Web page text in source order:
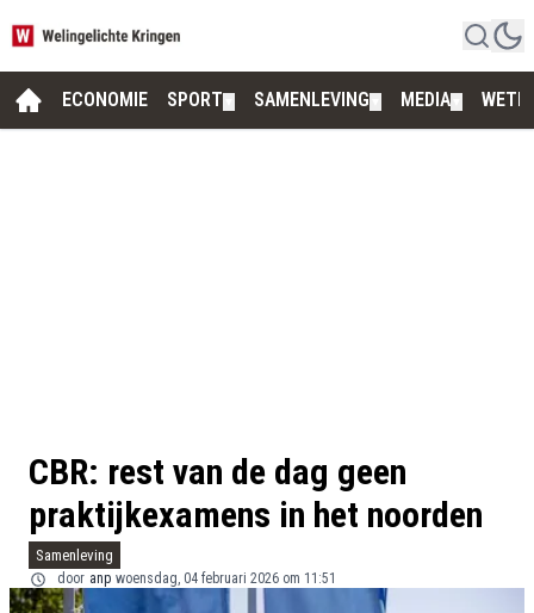
ECONOMIE SPORT SAMENLEVING MEDIA
CBR: rest van de dag geen
praktijkexamens in het noorden
Samenleving
door anp woensdag, 04 februari 2026 om 11:51